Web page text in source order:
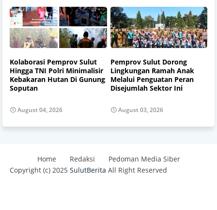
Kolaborasi Pemprov Sulut
Hingga TNI Polri Minimalisir
Kebakaran Hutan Di Gunung
Soputan
August 04, 2026
Pemprov Sulut Dorong
Lingkungan Ramah Anak
Melalui Penguatan Peran
Disejumlah Sektor Ini
August 03, 2026
Home Redaksi
Pedoman Media Siber
Copyright (c) 2025 SulutBerita All Right Reserved